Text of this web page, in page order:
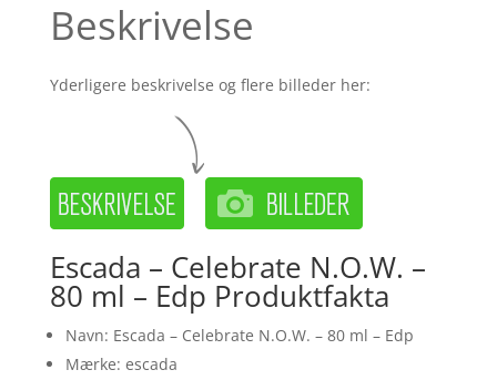
Beskrivelse
Yderligere beskrivelse og flere billeder her:
Escada – Celebrate N.O.W. –
80 ml – Edp Produktfakta
Navn: Escada – Celebrate N.O.W. – 80 ml – Edp
Mærke: escada